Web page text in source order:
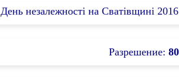
День незалежності на Сватівщині
Разрешение: